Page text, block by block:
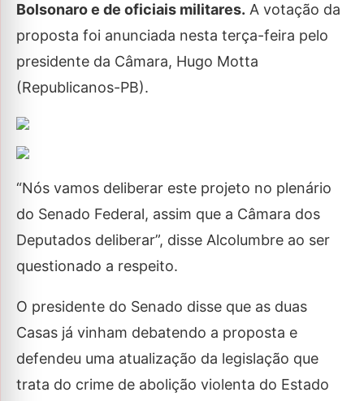
Bolsonaro e de oficiais militares. A votação da
proposta foi anunciada nesta terça-feira pelo
presidente da Câmara, Hugo Motta
(Republicanos-PB).
“Nós vamos deliberar este projeto no plenário
do Senado Federal, assim que a Câmara dos
Deputados deliberar”, disse Alcolumbre ao ser
questionado a respeito.
O presidente do Senado disse que as duas
Casas já vinham debatendo a proposta e
defendeu uma atualização da legislação que
trata do crime de abolição violenta do Estado